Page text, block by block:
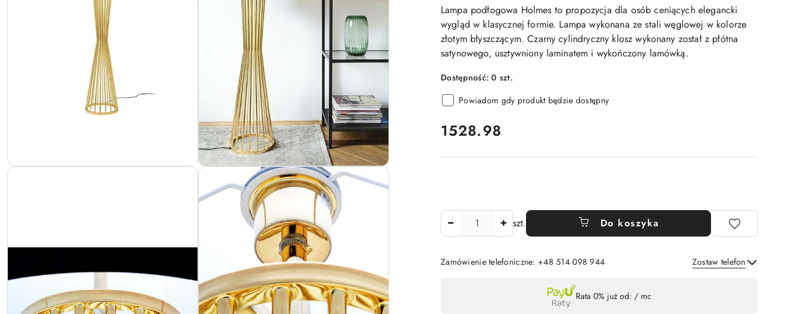
Lampa podłogowa Holmes to propozycja dla osób ceniących elegancki
wygląd w klasycznej formie. Lampa wykonana ze stali węglowej w kolorze
złotym błyszczącym. Czarny cylindryczny klosz wykonany został z płótna
satynowego, usztywniony laminatem i wykończony lamówką.
Dostępność:0 szt.
Powiadom gdy produkt będzie dostępny
cena:
1528.98
szt. Do koszyka
Zamówienie telefoniczne: +48 514 098 944 Zostaw telefon
Rata 0% już od: / mc